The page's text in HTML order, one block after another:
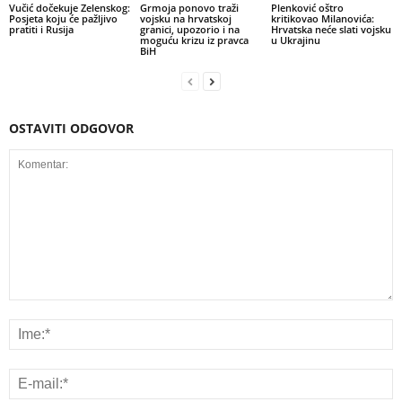
Vučić dočekuje Zelenskog:
Posjeta koju će pažljivo
pratiti i Rusija
Grmoja ponovo traži
vojsku na hrvatskoj
granici, upozorio i na
moguću krizu iz pravca
BiH
Plenković oštro
kritikovao Milanovića:
Hrvatska neće slati vojsku
u Ukrajinu
OSTAVITI ODGOVOR